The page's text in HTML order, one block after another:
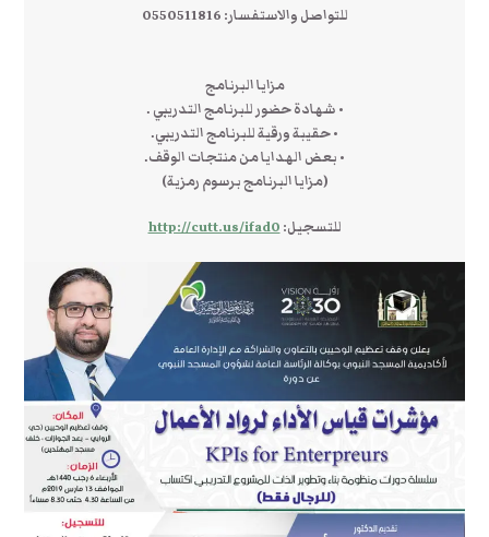
للتواصل والاستفسار: 0550511816
مزايا البرنامج
• شهادة حضور للبرنامج التدريبي .
• حقيبة ورقية للبرنامج التدريبي.
• بعض الهدايا من منتجات الوقف.
(مزايا البرنامج برسوم رمزية)
للتسجيل: http://cutt.us/ifad0